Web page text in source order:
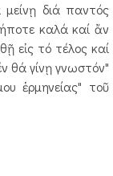
διά παντός
καλά καί ἄν
εἰς τό τέλος καί
θά γίνῃ γνωστόν"
ἑρμηνείας" τοῦ